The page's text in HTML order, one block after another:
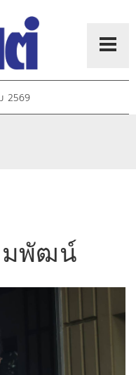
2569
มพัฒน์